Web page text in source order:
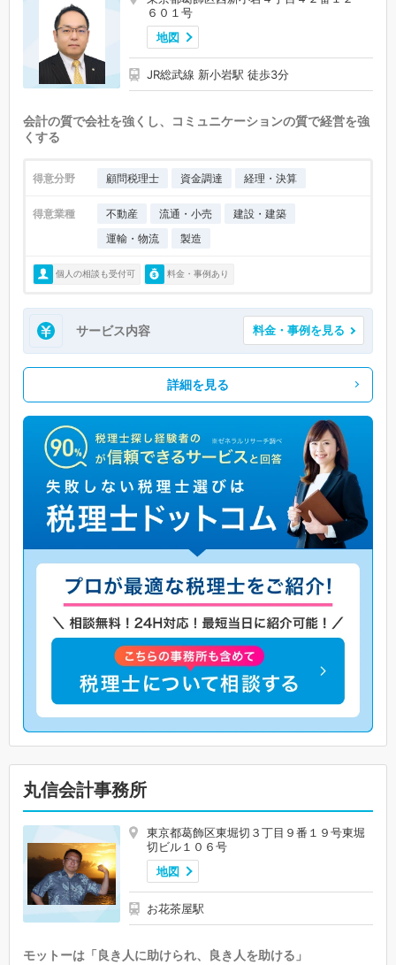
６０１号
地図
JR総武線 新小岩駅 徒歩3分
会計の質で会社を強くし、コミュニケーションの質で経営を強
くする
得意分野 顧問税理士 資金調達 経理・決算
得意業種 不動産 流通・小売
建設・建築
運輸・物流
製造
個人の相談も受付可 料金・事例あり
サービス内容 料金・事例を見る
詳細を見る
丸信会計事務所
東京都葛飾区東堀切３丁目９番１９号東堀
切ビル１０６号
地図
お花茶屋駅
モットーは「良き人に助けられ、良き人を助ける」